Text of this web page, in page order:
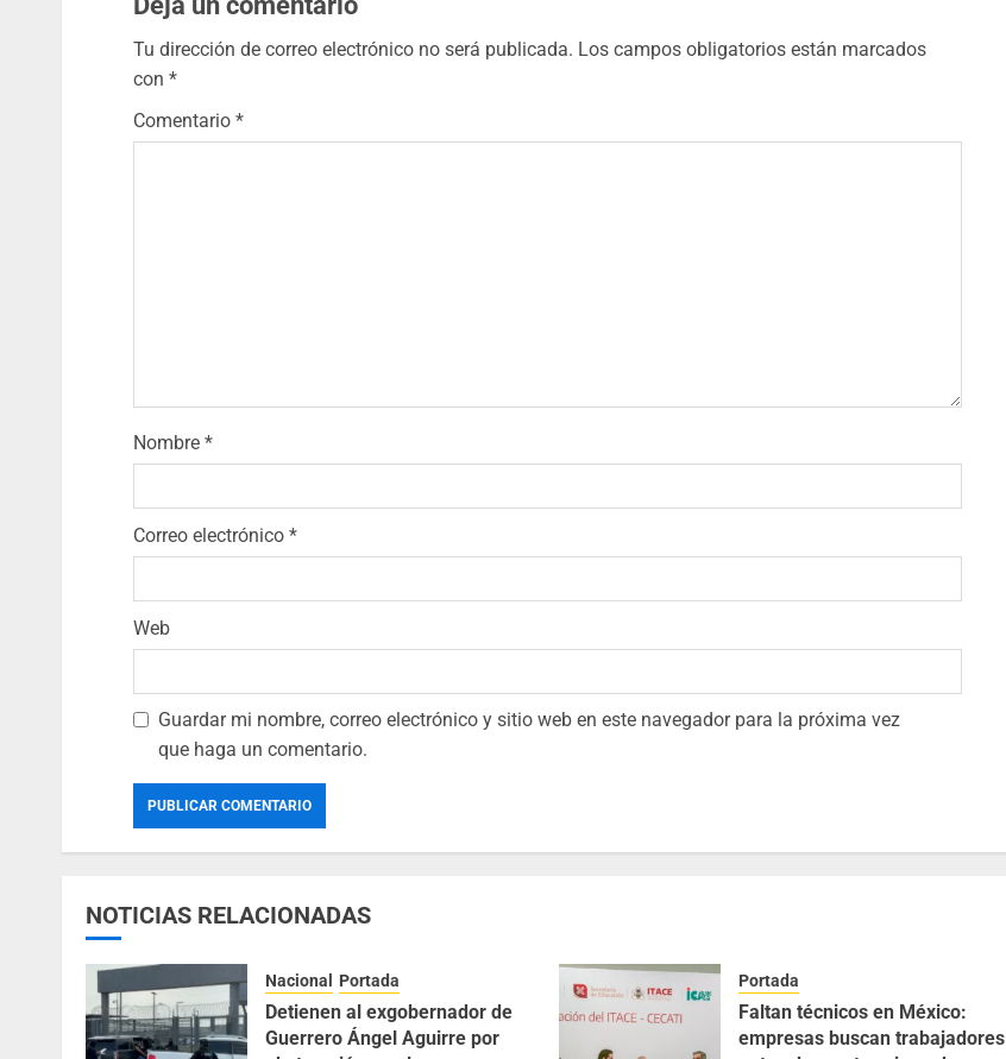
Tu dirección de correo electrónico no será publicada. Los campos obligatorios están marcados
con *
Comentario *
Nombre *
Correo electrónico *
Web
Guardar mi nombre, correo electrónico y sitio web en este navegador para la próxima vez
que haga un comentario.
NOTICIAS RELACIONADAS
Nacional Portada
Detienen al exgobernador de
Guerrero Ángel Aguirre por
Portada
Faltan técnicos en México:
empresas buscan trabajadores